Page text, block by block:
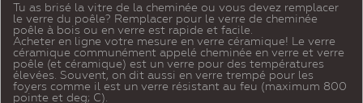
Tu as brisé la vitre de la cheminée ou vous devez remplacer
le verre du poêle? Remplacer pour le verre de cheminée
poêle à bois ou en verre est rapide et facile.
Acheter en ligne votre mesure en verre céramique! Le verre
céramique communément appelé cheminée en verre et verre
poêle (et céramique) est un verre pour des températures
élevées. Souvent, on dit aussi en verre trempé pour les
foyers comme il est un verre résistant au feu (maximum 800
pointe et deg; C).